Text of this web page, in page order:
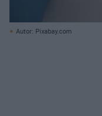
Autor: Pixabay.com